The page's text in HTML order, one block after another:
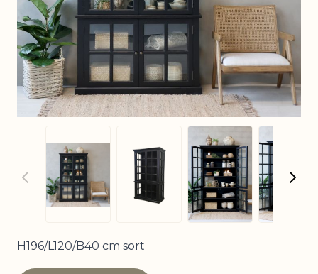
View larger imageView larger image
View larger
H196/L120/B40 cm sort